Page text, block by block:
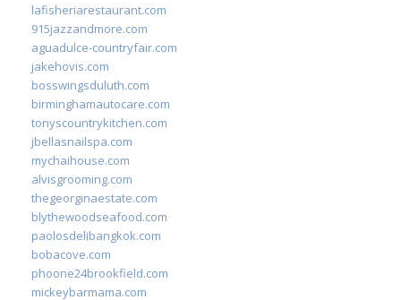
lafisheriarestaurant.com
915jazzandmore.com
aguadulce-countryfair.com
jakehovis.com
bosswingsduluth.com
birminghamautocare.com
tonyscountrykitchen.com
jbellasnailspa.com
mychaihouse.com
alvisgrooming.com
thegeorginaestate.com
blythewoodseafood.com
paolosdelibangkok.com
bobacove.com
phoone24brookfield.com
mickeybarmama.com